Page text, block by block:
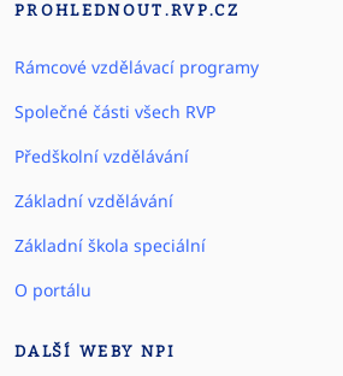
PROHLEDNOUT.RVP.CZ
Rámcové vzdělávací programy
Společné části všech RVP
Předškolní vzdělávání
Základní vzdělávání
Základní škola speciální
O portálu
DALŠÍ WEBY NPI